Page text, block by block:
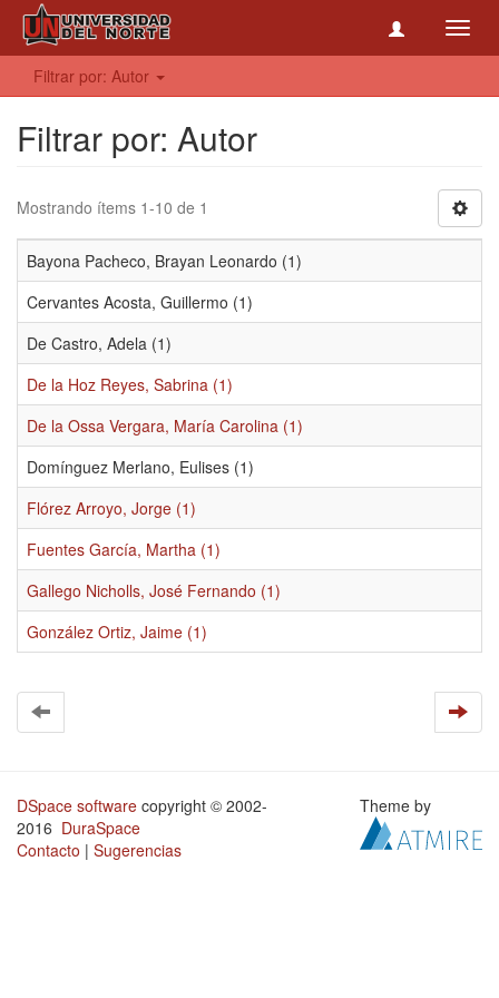
Filtrar por: Autor
Filtrar por: Autor
Mostrando ítems 1-10 de 1
Bayona Pacheco, Brayan Leonardo (1)
Cervantes Acosta, Guillermo (1)
De Castro, Adela (1)
De la Hoz Reyes, Sabrina (1)
De la Ossa Vergara, María Carolina (1)
Domínguez Merlano, Eulises (1)
Flórez Arroyo, Jorge (1)
Fuentes García, Martha (1)
Gallego Nicholls, José Fernando (1)
González Ortiz, Jaime (1)
DSpace software copyright © 2002-
2016 DuraSpace
Contacto | Sugerencias
Theme by